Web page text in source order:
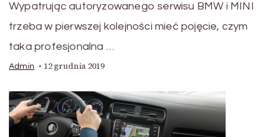
Wypatrując autoryzowanego serwisu BMW i MINI
trzeba w pierwszej kolejności mieć pojęcie, czym
taka profesjonalna …
Admin 12 grudnia 2019